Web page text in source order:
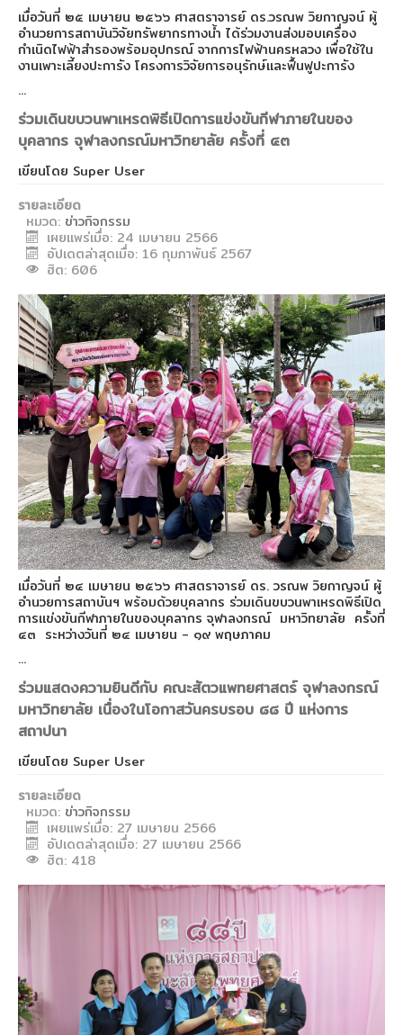
เมื่อวันที่ ๒๕ เมษายน ๒๕๖๖ ศาสตราจารย์ ดร.วรณพ วิยกาญจน์ ผู้
อำนวยการสถาบันวิจัยทรัพยากรทางน้ำ ได้ร่วมงานส่งมอบเครื่อง
กำเนิดไฟฟ้าสำรองพร้อมอุปกรณ์ จากการไฟฟ้านครหลวง เพื่อใช้ใน
งานเพาะเลี้ยงปะการัง โครงการวิจัยการอนุรักษ์และฟื้นฟูปะการัง
...
ร่วมเดินขบวนพาเหรดพิธีเปิดการแข่งขันกีฬาภายในของ
บุคลากร จุฬาลงกรณ์มหาวิทยาลัย ครั้งที่ ๔๓
เขียนโดย Super User
รายละเอียด
หมวด: ข่าวกิจกรรม
เผยแพร่เมื่อ: 24 เมษายน 2566
อัปเดตล่าสุดเมื่อ: 16 กุมภาพันธ์ 2567
ฮิต: 606
เมื่อวันที่ ๒๔ เมษายน ๒๕๖๖ ศาสตราจารย์ ดร. วรณพ วิยกาญจน์ ผู้
อำนวยการสถาบันฯ พร้อมด้วยบุคลากร ร่วมเดินขบวนพาเหรดพิธีเปิด
การแข่งขันกีฬาภายในของบุคลากร จุฬาลงกรณ์ มหาวิทยาลัย ครั้งที่
๔๓ ระหว่างวันที่ ๒๔ เมษายน - ๑๙ พฤษภาคม
...
ร่วมแสดงความยินดีกับ คณะสัตวแพทยศาสตร์ จุฬาลงกรณ์
มหาวิทยาลัย เนื่องในโอกาสวันครบรอบ ๘๘ ปี แห่งการ
สถาปนา
เขียนโดย Super User
รายละเอียด
หมวด: ข่าวกิจกรรม
เผยแพร่เมื่อ: 27 เมษายน 2566
อัปเดตล่าสุดเมื่อ: 27 เมษายน 2566
ฮิต: 418